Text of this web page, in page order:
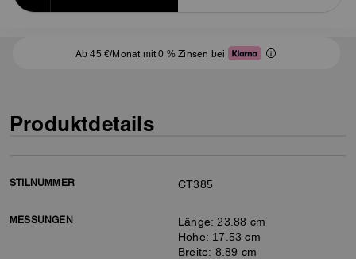
Ab 45 €/Monat mit 0 % Zinsen bei
Produktdetails
STILNUMMER CT385
MESSUNGEN
Länge: 23.88 cm
Höhe: 17.53 cm
Breite: 8.89 cm